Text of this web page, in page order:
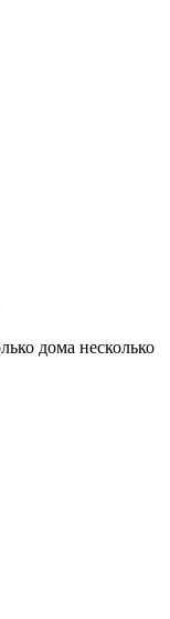
дома несколько